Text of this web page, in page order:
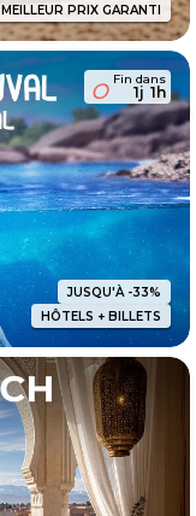
MEILLEUR PRIX GARANTI
Fin dans
1j 1h
JUSQU'À -33%
HÔTELS + BILLETS